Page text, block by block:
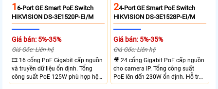
16-Port GE Smart PoE Switch
HIKVISION DS-3E1520P-EI/M
Giá bán: 5%-35%
Giá Gốc: Liên hệ
🎞 16 cổng PoE Gigabit cấp nguồn
và truyền dữ liệu ổn định. Tổng
công suất PoE 125W phù hợp hệ
thống camera IP vừa. 2 cổng RJ45
24-Port GE Smart PoE Switch
HIKVISION DS-3E1528P-EI/M
Giá bán: 5%-35%
Giá Gốc: Liên hệ
🎥 24 cổng Gigabit PoE cấp nguồn
cho camera IP. Tổng công suất
PoE lên đến 230W ổn định. Hỗ trợ
truyền PoE xa đến 300 mét. Băng